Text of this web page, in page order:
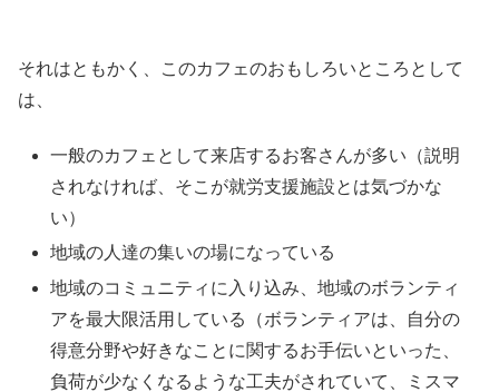
それはともかく、このカフェのおもしろいところとして
は、
一般のカフェとして来店するお客さんが多い（説明
されなければ、そこが就労支援施設とは気づかな
い）
地域の人達の集いの場になっている
地域のコミュニティに入り込み、地域のボランティ
アを最大限活用している（ボランティアは、自分の
得意分野や好きなことに関するお手伝いといった、
負荷が少なくなるような工夫がされていて、ミスマ